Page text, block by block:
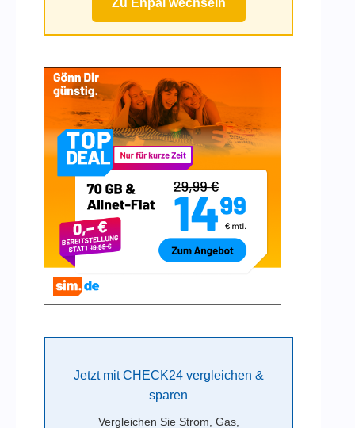
Jetzt mit CHECK24 vergleichen &
sparen
Vergleichen Sie Strom, Gas,